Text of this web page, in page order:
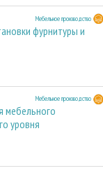
Мебельное производство
фурнитуры и
Мебельное производство
мебельного
уровня